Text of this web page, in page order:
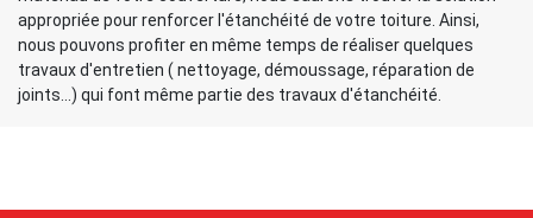
appropriée pour renforcer l'étanchéité de votre toiture. Ainsi,
nous pouvons profiter en même temps de réaliser quelques
travaux d'entretien ( nettoyage, démoussage, réparation de
joints...) qui font même partie des travaux d'étanchéité.